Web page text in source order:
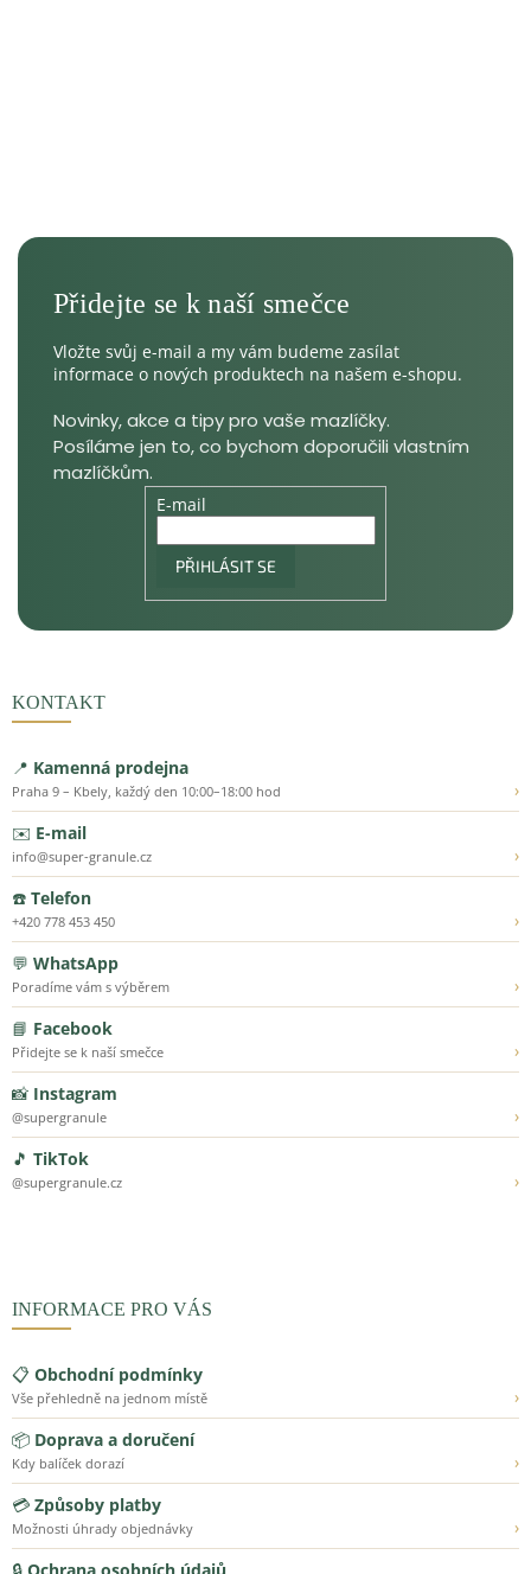
Vložte svůj e-mail a my vám budeme zasílat
informace o nových produktech na našem e-shopu.
E-mail
PŘIHLÁSIT SE
KONTAKT
📍 Kamenná prodejna
Praha 9 – Kbely, každý den 10:00–18:00 hod
›
✉️ E-mail
info@super-granule.cz
›
☎️ Telefon
+420 778 453 450
›
💬 WhatsApp
Poradíme vám s výběrem
›
📘 Facebook
Přidejte se k naší smečce
›
📸 Instagram
@supergranule
›
🎵 TikTok
@supergranule.cz ›
INFORMACE PRO VÁS
📋 Obchodní podmínky
Vše přehledně na jednom místě
›
📦 Doprava a doručení
Kdy balíček dorazí
›
💳 Způsoby platby
Možnosti úhrady objednávky
›